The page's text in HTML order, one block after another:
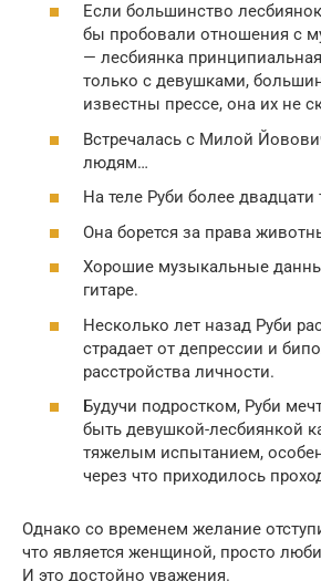
Если большинство лесбиянок
бы пробовали отношения с
— лесбиянка
только с девушками,
известны прессе, она их не
Встречалась с Милой
людям…
На теле Руби более двадцати
Она борется за права
Хорошие музыкальные
гитаре.
Несколько лет назад Руби
страдает от депрессии и
расстройства личности.
Будучи подростком, Руби
быть девушкой-лесбиянкой
тяжелым испытанием,
через что приходилось
Однако со временем желание
что является женщиной, просто
И это достойно уважения.